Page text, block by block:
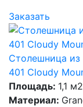
Заказать
Столешница из
401 Cloudy
Площадь: 1,1 м2
Материал: